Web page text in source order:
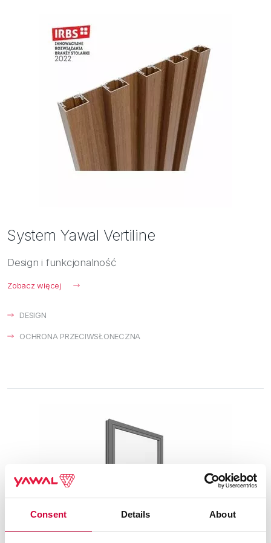
Consent Details About
System Yawal Vertiline
Design i funkcjonalność
Zobacz więcej
DESIGN
OCHRONA PRZECIWSŁONECZNA